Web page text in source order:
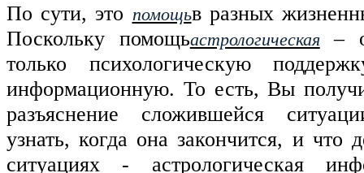
По сути, это помощьв разных
Поскольку помощьастрологическая–
только психологическую
информационную. То есть, Вы
разъяснение сложившейся
узнать, когда она закончится, и что
ситуациях - астрологическая